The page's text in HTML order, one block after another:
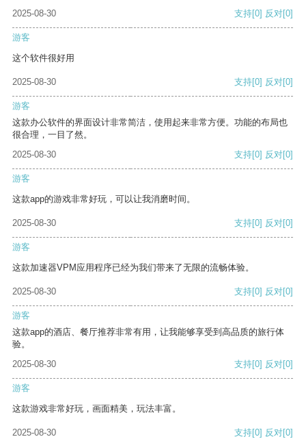
2025-08-30
支持[0] 反对[0]
游客
这个软件很好用
2025-08-30 支持[0] 反对[0]
游客
这款办公软件的界面设计非常简洁，使用起来非常方便。功能的布局也
很合理，一目了然。
2025-08-30
支持[0] 反对[0]
游客
这款app的游戏非常好玩，可以让我消磨时间。
2025-08-30 支持[0] 反对[0]
游客
这款加速器VPM应用程序已经为我们带来了无限的流畅体验。
2025-08-30 支持[0] 反对[0]
游客
这款app的酒店、餐厅推荐非常有用，让我能够享受到高品质的旅行体
验。
2025-08-30
支持[0] 反对[0]
游客
这款游戏非常好玩，画面精美，玩法丰富。
2025-08-30 支持[0] 反对[0]